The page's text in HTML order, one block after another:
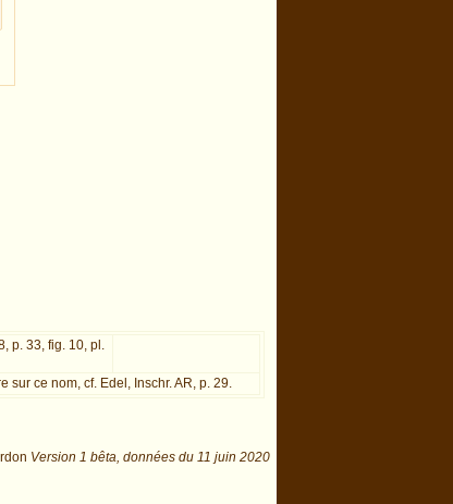
p. 33, fig. 10, pl.
ce nom, cf. Edel, Inschr. AR, p. 29.
Version 1 bêta,données du 11 juin 2020